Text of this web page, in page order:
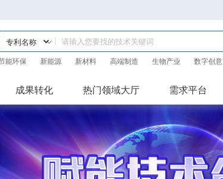
能环保 新能源 新材料 高端制造 生物产业 数字创意
成果转化 热门领域大厅 需求平台